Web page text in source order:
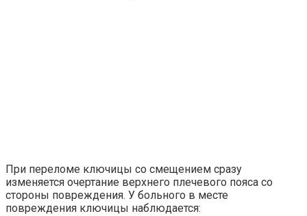
При переломе ключицы со смещением сразу
изменяется очертание верхнего плечевого пояса со
стороны повреждения. У больного в месте
повреждения ключицы наблюдается: